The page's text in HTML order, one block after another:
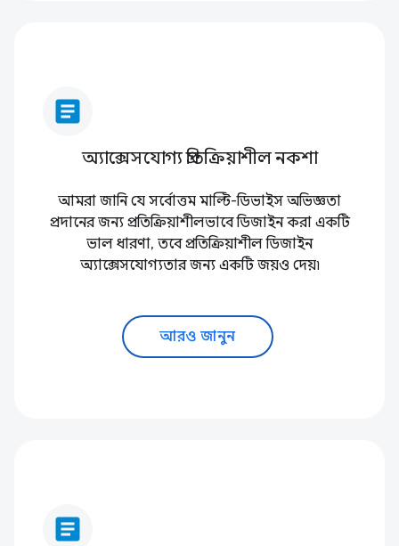
article
অ্যাক্সেসযোগ্য প্রতিক্রিয়াশীল নকশা
আমরা জানি যে সর্বোত্তম মাল্টি-ডিভাইস অভিজ্ঞতা
প্রদানের জন্য প্রতিক্রিয়াশীলভাবে ডিজাইন করা একটি
ভাল ধারণা, তবে প্রতিক্রিয়াশীল ডিজাইন
অ্যাক্সেসযোগ্যতার জন্য একটি জয়ও দেয়৷
আরও জানুন
article